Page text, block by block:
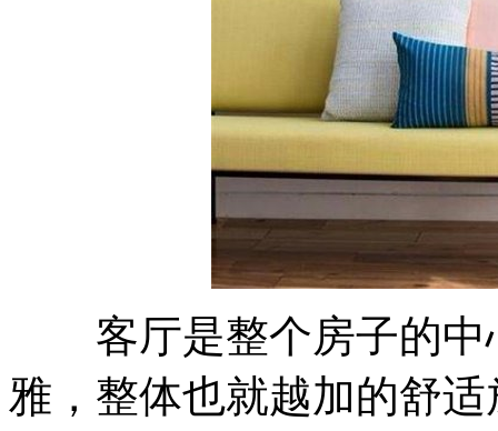
客厅是整个房子的中
雅，整体也就越加的舒